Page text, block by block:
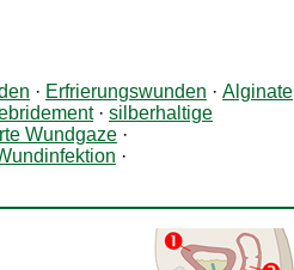
· Erfrierungswunden · Alginate
· silberhaltige
Wundgaze ·
·